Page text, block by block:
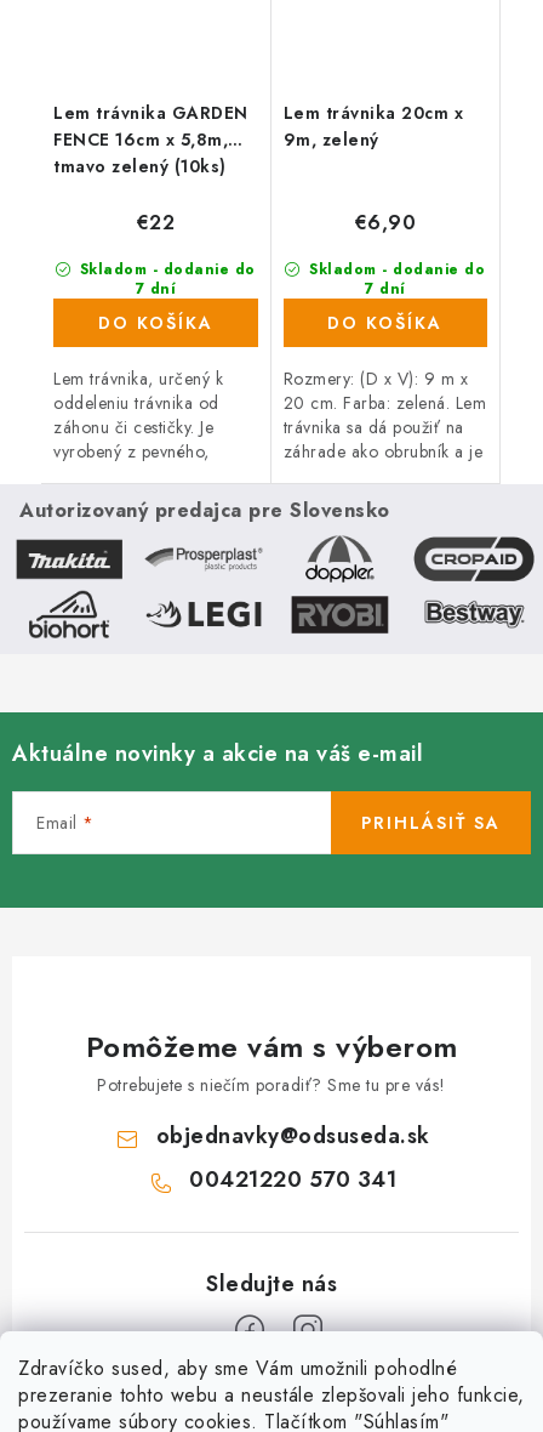
Zdravíčko sused, aby sme Vám umožnili pohodlné
prezeranie tohto webu a neustále zlepšovali jeho funkcie,
používame súbory cookies. Tlačítkom "Súhlasím"
Lem trávnika GARDEN
FENCE 16cm x 5,8m,
tmavo zelený (10ks)
Skladom - dodanie do
7 dní
(792 ks)
€22
DO KOŠÍKA
Lem trávnika, určený k
oddeleniu trávnika od
záhonu či cestičky. Je
vyrobený z pevného,
cm, dĺžka 5,8 m, zelená
farba, 10 ks v balení.
Lem trávnika 20cm x
9m, zelený
Skladom - dodanie do
7 dní
(>1000 ks)
€6,90
DO KOŠÍKA
Rozmery: (D x V): 9 m x
20 cm. Farba: zelená. Lem
trávnika sa dá použiť na
záhrade ako obrubník a je
vášho záhona od trávnatej
plochy alebo chodníka.
Autorizovaný predajca pre Slovensko
Aktuálne novinky a akcie na váš e-mail
Email PRIHLÁSIŤ SA
Pomôžeme vám s výberom
Potrebujete s niečím poradiť? Sme tu pre vás!
objednavky@odsuseda.sk
00421220 570 341